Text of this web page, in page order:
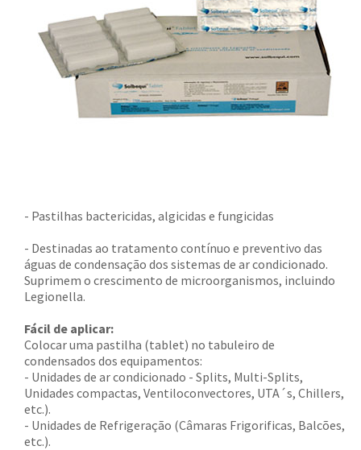
- Pastilhas bactericidas, algicidas e fungicidas
- Destinadas ao tratamento contínuo e preventivo das
águas de condensação dos sistemas de ar condicionado.
Suprimem o crescimento de microorganismos, incluindo
Legionella.
Fácil de aplicar:
Colocar uma pastilha (tablet) no tabuleiro de
condensados dos equipamentos:
- Unidades de ar condicionado - Splits, Multi-Splits,
Unidades compactas, Ventiloconvectores, UTA´s, Chillers,
etc.).
- Unidades de Refrigeração (Câmaras Frigorificas, Balcões,
etc.).